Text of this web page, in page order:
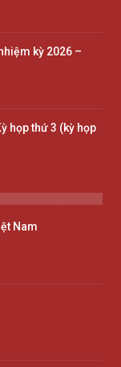
kỳ 2026 –
họp thứ 3 (kỳ họp
Nam